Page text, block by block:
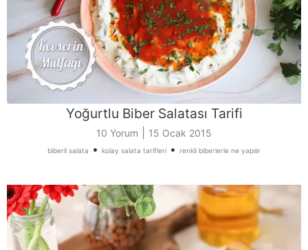
Yoğurtlu Biber Salatası Tarifi
10 Yorum 15 Ocak 2015
biberli salata • kolay salata tarifleri • renkli biberlerle ne yapılır